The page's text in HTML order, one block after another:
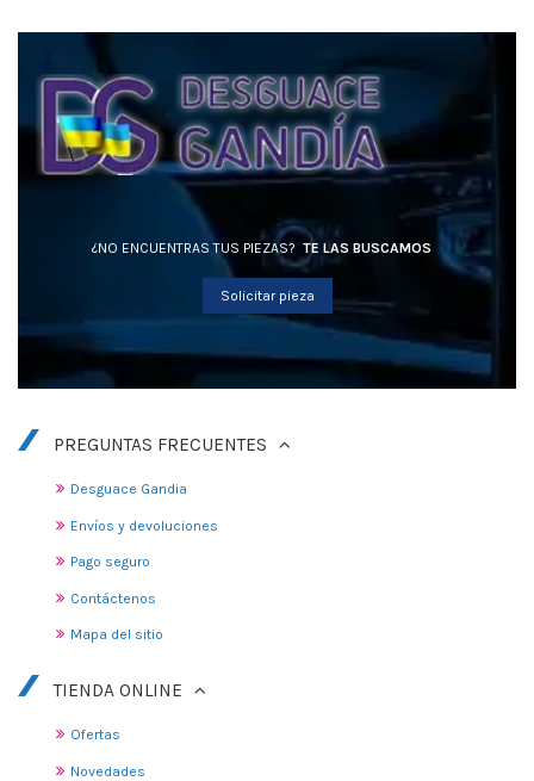
¿NO ENCUENTRAS TUS PIEZAS? TE LAS BUSCAMOS
Solicitar pieza
PREGUNTAS FRECUENTES
Desguace Gandia
Envíos y devoluciones
Pago seguro
Contáctenos
Mapa del sitio
TIENDA ONLINE
Ofertas
Novedades